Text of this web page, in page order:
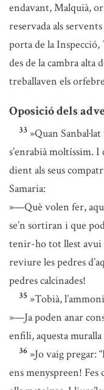
endavant, Malquià,
reservada als
porta de la Inspecció,
des de la cambra alta
treballaven els
Oposició dels
33 »Quan
s’enrabià moltíssim.
dient als seus
Samaria:
»—Què volen fer,
se’n sortiran i que
tenir-ho tot llest avui
reviure les pedres
pedres calcinades!
35 »Tobià,
»—Ja poden anar
enfili, aquesta muralla
36 »Jo vaig pregar:
ens menyspreen! Fes